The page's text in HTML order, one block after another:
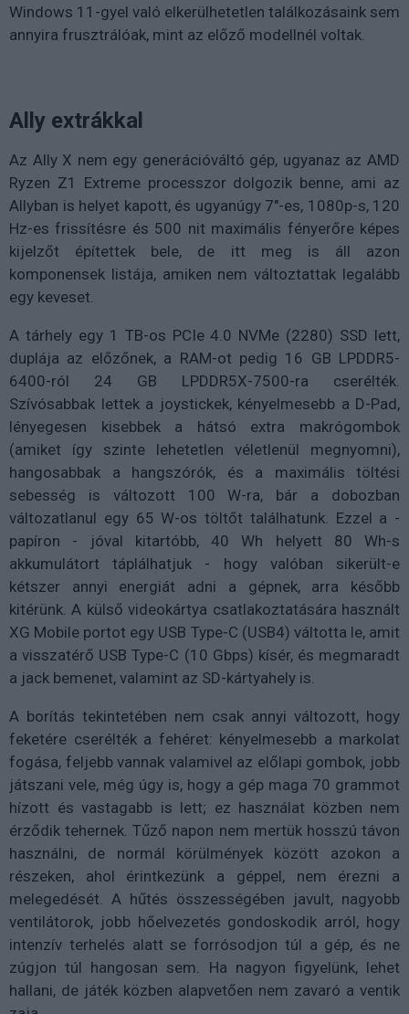
Windows 11-gyel való elkerülhetetlen találkozásaink sem
annyira frusztrálóak, mint az előző modellnél voltak.
Ally extrákkal
Az Ally X nem egy generációváltó gép, ugyanaz az AMD
Ryzen Z1 Extreme processzor dolgozik benne, ami az
Allyban is helyet kapott, és ugyanúgy 7"-es, 1080p-s, 120
Hz-es frissítésre és 500 nit maximális fényerőre képes
kijelzőt építettek bele, de itt meg is áll azon
komponensek listája, amiken nem változtattak legalább
egy keveset.
A tárhely egy 1 TB-os PCIe 4.0 NVMe (2280) SSD lett,
duplája az előzőnek, a RAM-ot pedig 16 GB LPDDR5-
6400-ról 24 GB LPDDR5X-7500-ra cserélték.
Szívósabbak lettek a joystickek, kényelmesebb a D-Pad,
lényegesen kisebbek a hátsó extra makrógombok
(amiket így szinte lehetetlen véletlenül megnyomni),
hangosabbak a hangszórók, és a maximális töltési
sebesség is változott 100 W-ra, bár a dobozban
változatlanul egy 65 W-os töltőt találhatunk. Ezzel a -
papíron - jóval kitartóbb, 40 Wh helyett 80 Wh-s
akkumulátort táplálhatjuk - hogy valóban sikerült-e
kétszer annyi energiát adni a gépnek, arra később
kitérünk. A külső videokártya csatlakoztatására használt
XG Mobile portot egy USB Type-C (USB4) váltotta le, amit
a visszatérő USB Type-C (10 Gbps) kísér, és megmaradt
a jack bemenet, valamint az SD-kártyahely is.
A borítás tekintetében nem csak annyi változott, hogy
feketére cserélték a fehéret: kényelmesebb a markolat
fogása, feljebb vannak valamivel az előlapi gombok, jobb
játszani vele, még úgy is, hogy a gép maga 70 grammot
hízott és vastagabb is lett; ez használat közben nem
érződik tehernek. Tűző napon nem mertük hosszú távon
használni, de normál körülmények között azokon a
részeken, ahol érintkezünk a géppel, nem érezni a
melegedését. A hűtés összességében javult, nagyobb
ventilátorok, jobb hőelvezetés gondoskodik arról, hogy
intenzív terhelés alatt se forrósodjon túl a gép, és ne
zúgjon túl hangosan sem. Ha nagyon figyelünk, lehet
hallani, de játék közben alapvetően nem zavaró a ventik